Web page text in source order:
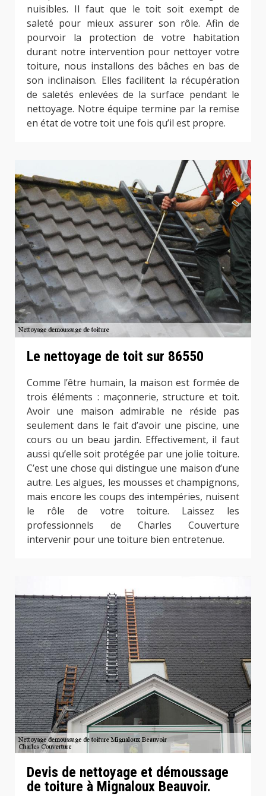
nuisibles. Il faut que le toit soit exempt de
saleté pour mieux assurer son rôle. Afin de
pourvoir la protection de votre habitation
durant notre intervention pour nettoyer votre
toiture, nous installons des bâches en bas de
son inclinaison. Elles facilitent la récupération
de saletés enlevées de la surface pendant le
nettoyage. Notre équipe termine par la remise
en état de votre toit une fois qu’il est propre.
Le nettoyage de toit sur 86550
Comme l’être humain, la maison est formée de
trois éléments : maçonnerie, structure et toit.
Avoir une maison admirable ne réside pas
seulement dans le fait d’avoir une piscine, une
cours ou un beau jardin. Effectivement, il faut
aussi qu’elle soit protégée par une jolie toiture.
C’est une chose qui distingue une maison d’une
autre. Les algues, les mousses et champignons,
mais encore les coups des intempéries, nuisent
le rôle de votre toiture. Laissez les
professionnels de Charles Couverture
intervenir pour une toiture bien entretenue.
Devis de nettoyage et démoussage
de toiture à Mignaloux Beauvoir.